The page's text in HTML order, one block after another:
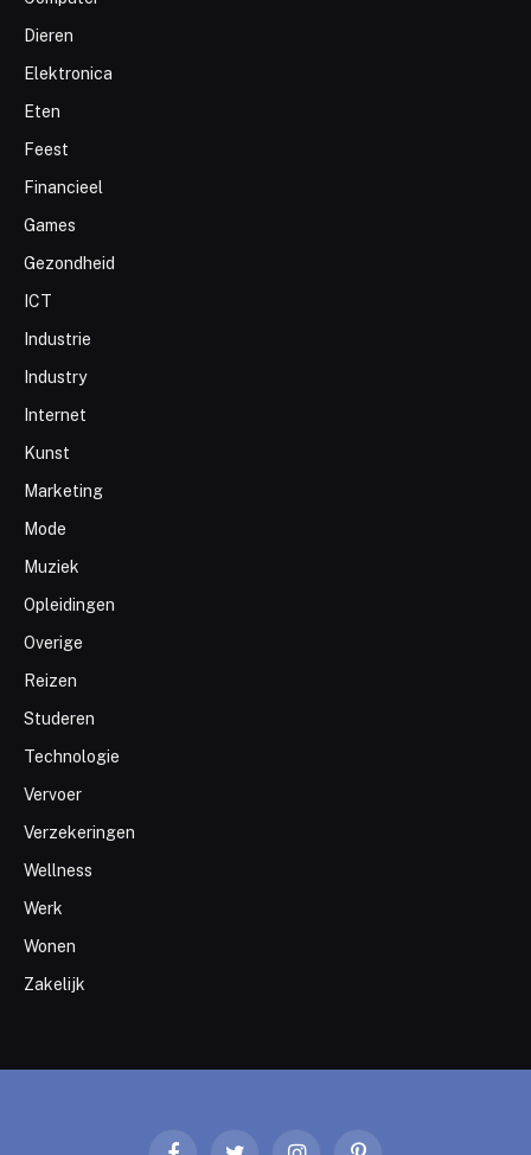
Dieren
Elektronica
Eten
Feest
Financieel
Games
Gezondheid
ICT
Industrie
Industry
Internet
Kunst
Marketing
Mode
Muziek
Opleidingen
Overige
Reizen
Studeren
Technologie
Vervoer
Verzekeringen
Wellness
Werk
Wonen
Zakelijk